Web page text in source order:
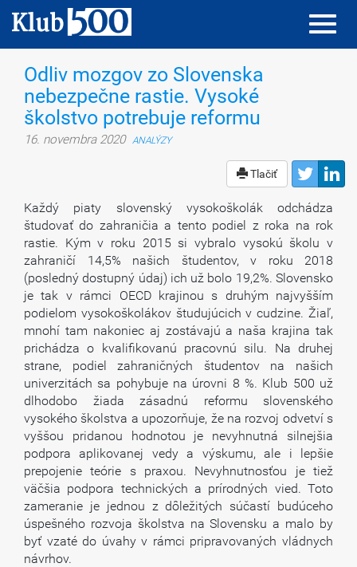
Odliv mozgov zo Slovenska
nebezpečne rastie. Vysoké
školstvo potrebuje reformu
16. novembra 2020 ANALÝZY
Tlačiť
Každý piaty slovenský vysokoškolák odchádza
študovať do zahraničia a tento podiel z roka na rok
rastie. Kým v roku 2015 si vybralo vysokú školu v
zahraničí 14,5% našich študentov, v roku 2018
(posledný dostupný údaj) ich už bolo 19,2%. Slovensko
je tak v rámci OECD krajinou s druhým najvyšším
podielom vysokoškolákov študujúcich v cudzine. Žiaľ,
mnohí tam nakoniec aj zostávajú a naša krajina tak
prichádza o kvalifikovanú pracovnú silu. Na druhej
strane, podiel zahraničných študentov na našich
univerzitách sa pohybuje na úrovni 8 %. Klub 500 už
dlhodobo žiada zásadnú reformu slovenského
vysokého školstva a upozorňuje, že na rozvoj odvetví s
vyššou pridanou hodnotou je nevyhnutná silnejšia
podpora aplikovanej vedy a výskumu, ale i lepšie
prepojenie teórie s praxou. Nevyhnutnosťou je tiež
väčšia podpora technických a prírodných vied. Toto
zameranie je jednou z dôležitých súčastí budúceho
úspešného rozvoja školstva na Slovensku a malo by
byť vzaté do úvahy v rámci pripravovaných vládnych
návrhov.